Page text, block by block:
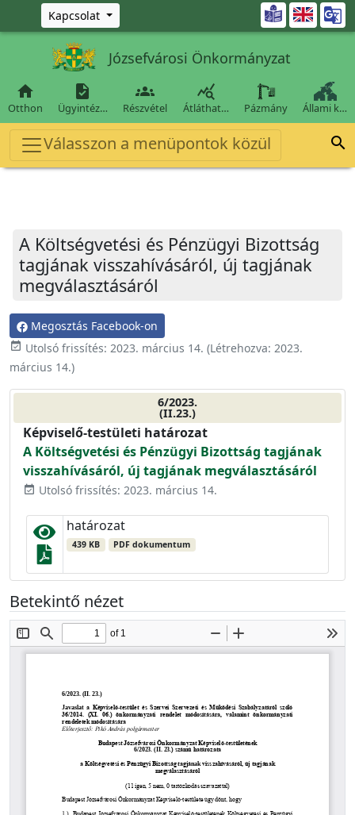
Ugrás a fő tartalomra
Kapcsolat 
Józsefvárosi Önkormányzat

Otthon

Ügyintéz…

Részvétel

Átláthat… Pázmány Állami k…
Válasszon a menüpontok közül 
A Költségvetési és Pénzügyi Bizottság
tagjának visszahívásáról, új tagjának
megválasztásáról
Megosztás Facebook-on
event_available Utolsó frissítés: 2023. március 14. (Létrehozva: 2023.
március 14.)
6/2023.
(II.23.)
Képviselő-testületi határozat
A Költségvetési és Pénzügyi Bizottság tagjának
visszahívásáról, új tagjának megválasztásáról
event_available Utolsó frissítés: 2023. március 14.
határozat
439 KB PDF dokumentum
Betekintő nézet